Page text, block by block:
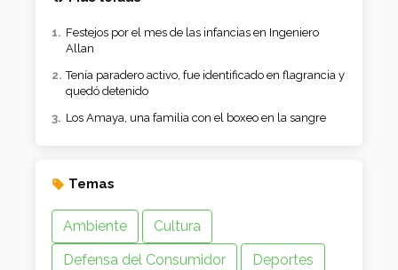
Festejos por el mes de las infancias en Ingeniero
Allan
Tenía paradero activo, fue identificado en flagrancia y
quedó detenido
Los Amaya, una familia con el boxeo en la sangre
Temas
Ambiente
Cultura
Defensa del Consumidor
Deportes